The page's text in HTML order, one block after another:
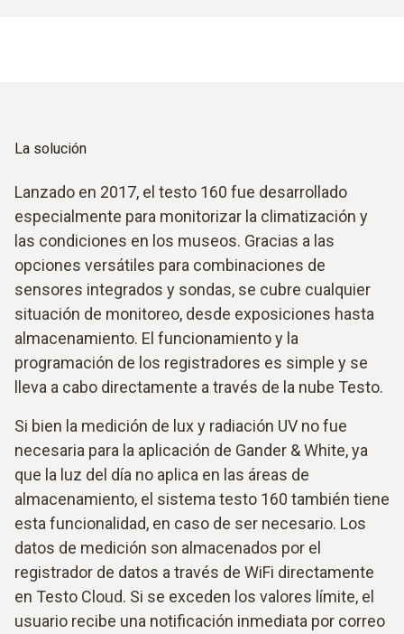
La solución
Lanzado en 2017, el testo 160 fue desarrollado
especialmente para monitorizar la climatización y
las condiciones en los museos. Gracias a las
opciones versátiles para combinaciones de
sensores integrados y sondas, se cubre cualquier
situación de monitoreo, desde exposiciones hasta
almacenamiento. El funcionamiento y la
programación de los registradores es simple y se
lleva a cabo directamente a través de la nube Testo.
Si bien la medición de lux y radiación UV no fue
necesaria para la aplicación de Gander & White, ya
que la luz del día no aplica en las áreas de
almacenamiento, el sistema testo 160 también tiene
esta funcionalidad, en caso de ser necesario. Los
datos de medición son almacenados por el
registrador de datos a través de WiFi directamente
en Testo Cloud. Si se exceden los valores límite, el
usuario recibe una notificación inmediata por correo